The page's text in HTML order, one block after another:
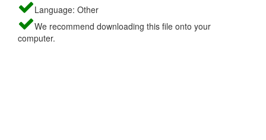
Language: Other
We recommend downloading this file onto your
computer.